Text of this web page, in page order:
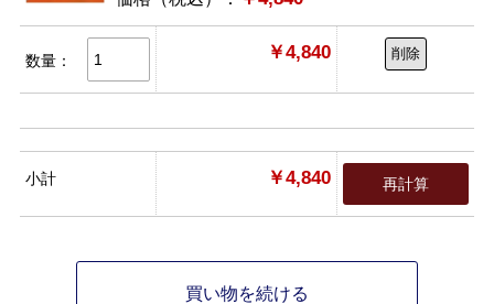
数量： ￥4,840 削除
小計 ￥4,840 再計算
買い物を続ける